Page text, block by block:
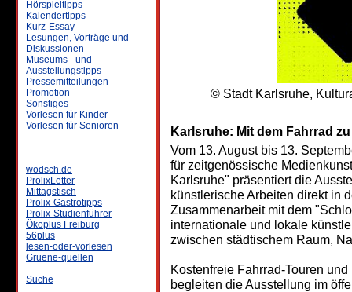
Hörspieltipps
Kalendertipps
Kurz-Essay
Lesungen, Vorträge und
Diskussionen
Museums - und
Ausstellungstipps
Pressemitteilungen
Promotion
Sonstiges
Vorlesen für Kinder
Vorlesen für Senioren
wodsch.de
ProlixLetter
Mittagstisch
Prolix-Gastrotipps
Prolix-Studienführer
Ökoplus Freiburg
56plus
lesen-oder-vorlesen
Gruene-quellen
Suche
© Stadt Karlsruhe,
Karlsruhe: Mit dem Fahrrad
Vom 13. August bis 13.
für zeitgenössische
Karlsruhe" präsentiert die
künstlerische Arbeiten direkt in
Zusammenarbeit mit dem
internationale und lokale
zwischen städtischem Raum,
Kostenfreie Fahrrad-Touren
begleiten die Ausstellung im